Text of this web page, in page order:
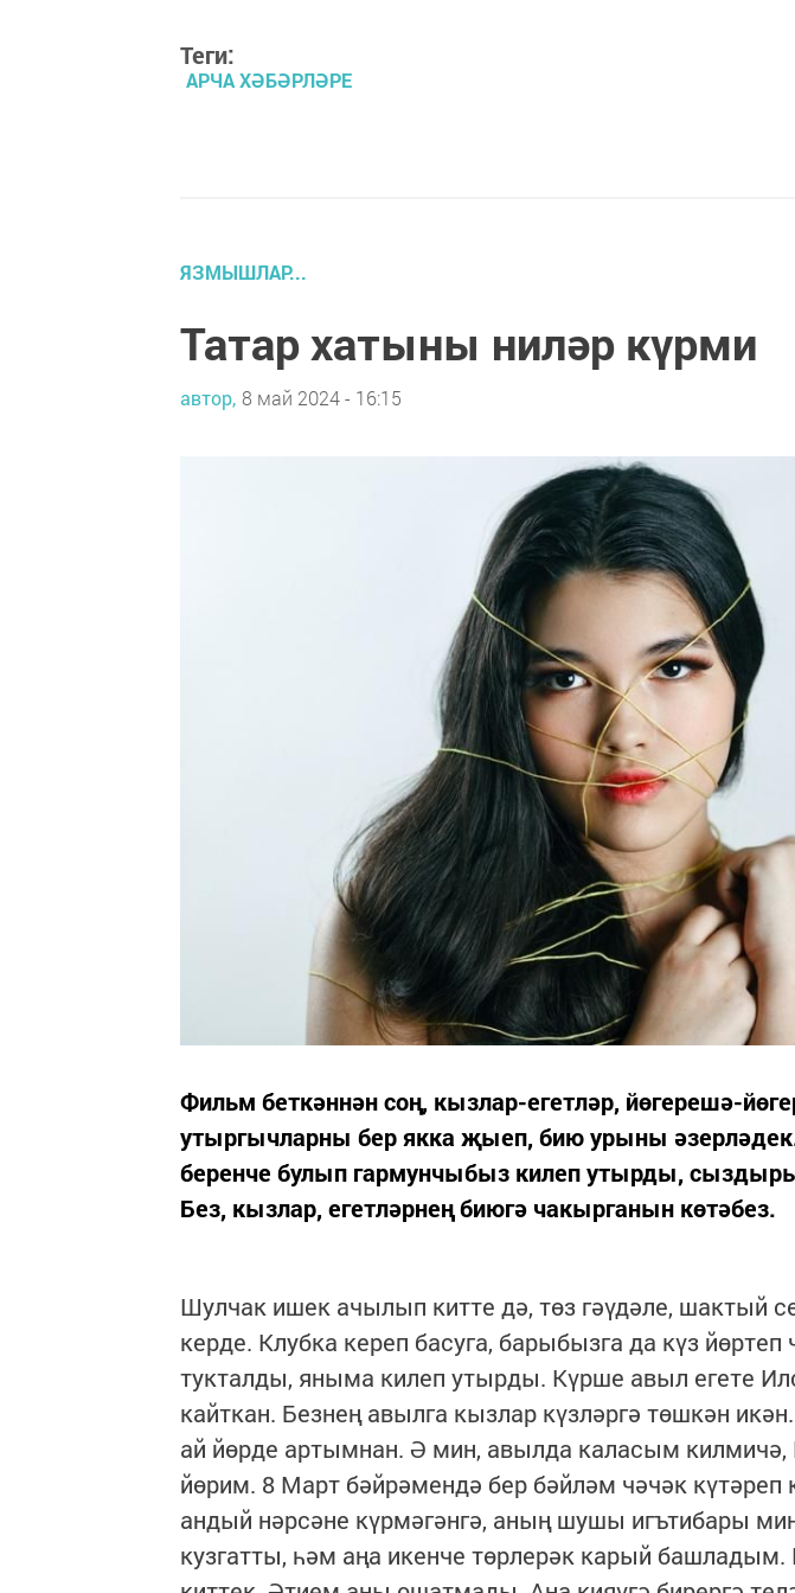
Теги:
АРЧА ХӘБӘРЛӘРЕ
ЯЗМЫШЛАР...
Татар хатыны ниләр күрми
автор, 8 май 2024 - 16:15
Фильм беткәннән соң, кызлар-егетләр, йөгерешә-
утыргычларны бер якка җыеп, бию урыны әзерләдек.
беренче булып гармунчыбыз килеп утырды,
Без, кызлар, егетләрнең биюгә чакырганын көтәбез.
Шулчак ишек ачылып китте дә, төз гәүдәле, шактый
керде. Клубка кереп басуга, барыбызга да күз
тукталды, яныма килеп утырды. Күрше авыл егете
кайткан. Безнең авылга кызлар күзләргә төшкән
ай йөрде артымнан. Ә мин, авылда каласым килмичә,
йөрим. 8 Март бәйрәмендә бер бәйләм чәчәк күтәреп
андый нәрсәне күрмәгәнгә, аның шушы игътибары
кузгатты, һәм аңа икенче төрлерәк карый